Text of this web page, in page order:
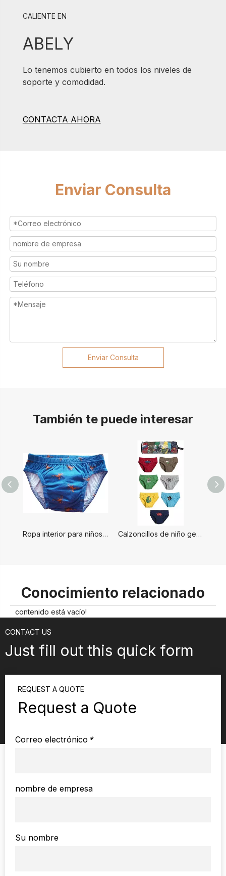
CALIENTE EN
ABELY
Lo tenemos cubierto en todos los niveles de
soporte y comodidad.
CONTACTA AHORA
Enviar Consulta
Enviar Consulta
También te puede interesar
Ropa interior para niños de alta calidad. Calzoncillos de niño genial
Conocimiento relacionado
contenido está vacío!
CONTACT US
Just fill out this quick form
REQUEST A QUOTE
Request a Quote
*
Correo electrónico
nombre de empresa
Su nombre